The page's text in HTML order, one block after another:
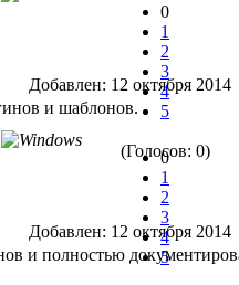
0
1
2
3
4
5
(Голосов: 0)
Добавлен: 12 октября
и шаблонов.
0
1
2
3
4
5
Добавлен: 12 октября
и полностью